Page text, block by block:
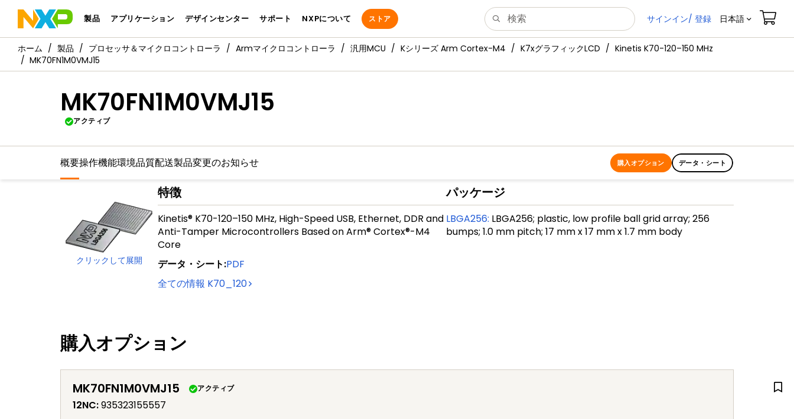
製品 アプリケーション デザインセンター サポート NXPについて ストア サインイン/ 登録 日本語
製品 プロセッサ＆マイクロコントローラ Armマイクロコントローラ 汎用MCU Kシリーズ Arm Cortex-M4 K7xグラフィックLCD
Kinetis K70-120–150 MHz
MK70FN1M0VMJ15
MK70FN1M0VMJ15
アクティブ
概要操作機能環境品質配送製品変更のお知らせ 購入オプション データ・シート
クリックして展開
特徴
Kinetis® K70-120–150 MHz, High-Speed USB, Ethernet, DDR and
Anti-Tamper Microcontrollers Based on Arm® Cortex®-M4
Core
データ・シート:PDF
全ての情報 K70_120
パッケージ
LBGA256: LBGA256; plastic, low profile ball grid array; 256
bumps; 1.0 mm pitch; 17 mm x 17 mm x 1.7 mm body
購入オプション
MK70FN1M0VMJ15 アクティブ
12NC:935323155557